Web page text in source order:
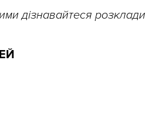
дізнавайтеся розклади